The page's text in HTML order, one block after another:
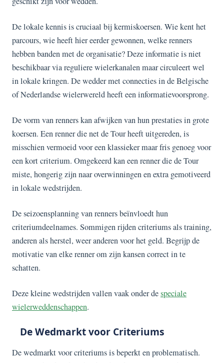
De lokale kennis is cruciaal bij kermiskoersen. Wie kent het
parcours, wie heeft hier eerder gewonnen, welke renners
hebben banden met de organisatie? Deze informatie is niet
beschikbaar via reguliere wielerkanalen maar circuleert wel
in lokale kringen. De wedder met connecties in de Belgische
of Nederlandse wielerwereld heeft een informatievoorsprong.
De vorm van renners kan afwijken van hun prestaties in grote
koersen. Een renner die net de Tour heeft uitgereden, is
misschien vermoeid voor een klassieker maar fris genoeg voor
een kort criterium. Omgekeerd kan een renner die de Tour
miste, hongerig zijn naar overwinningen en extra gemotiveerd
in lokale wedstrijden.
De seizoensplanning van renners beïnvloedt hun
criteriumdeelnames. Sommigen rijden criteriums als training,
anderen als herstel, weer anderen voor het geld. Begrijp de
motivatie van elke renner om zijn kansen correct in te
schatten.
Deze kleine wedstrijden vallen vaak onder despeciale
wielerweddenschappen.
De Wedmarkt voor Criteriums
De wedmarkt voor criteriums is beperkt en problematisch.